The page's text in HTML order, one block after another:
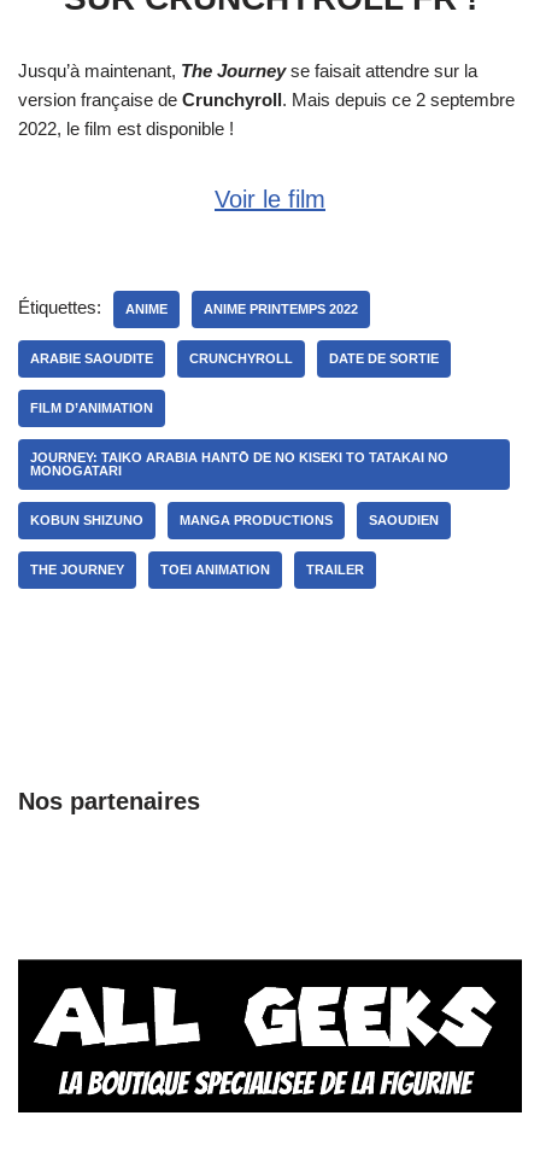
Jusqu’à maintenant, The Journeyse faisait attendre sur la
version française de Crunchyroll. Mais depuis ce 2 septembre
2022, le film est disponible !
Voir le film
Étiquettes: ANIME ANIME PRINTEMPS 2022
ARABIE SAOUDITE CRUNCHYROLL DATE DE SORTIE
FILM D’ANIMATION
JOURNEY: TAIKO ARABIA HANTО̄ DE NO KISEKI TO TATAKAI NO
MONOGATARI
KOBUN SHIZUNO MANGA PRODUCTIONS SAOUDIEN
THE JOURNEY TOEI ANIMATION TRAILER
Nos partenaires